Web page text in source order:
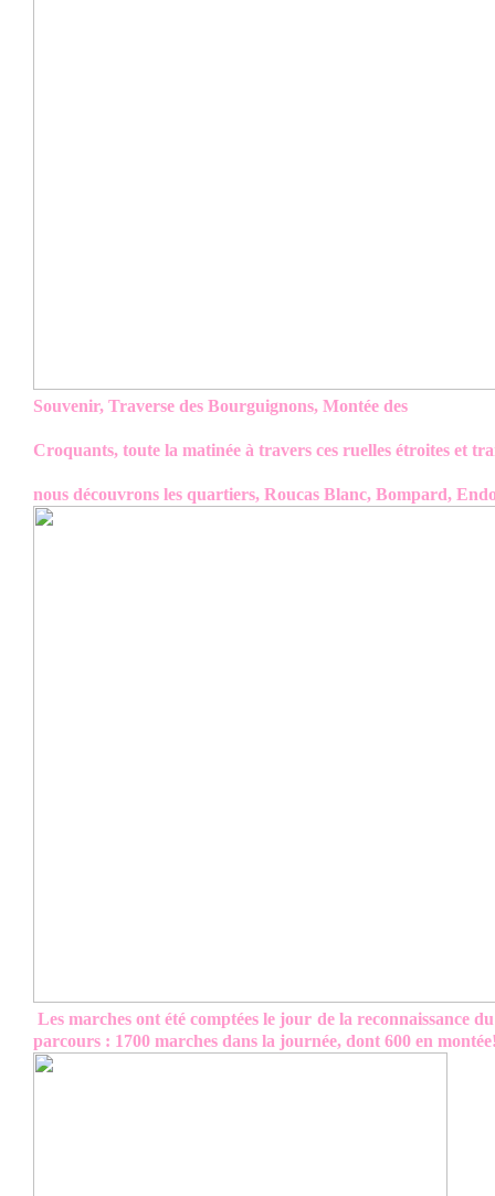
Souvenir, Traverse des Bourguignons, Montée des
Croquants, toute la matinée à travers ces ruelles étroites et
nous découvrons les quartiers, Roucas Blanc, Bompard,
Les marches ont été comptées le jour de la reconnaissance du
parcours : 1700 marches dans la journée, dont 600 en